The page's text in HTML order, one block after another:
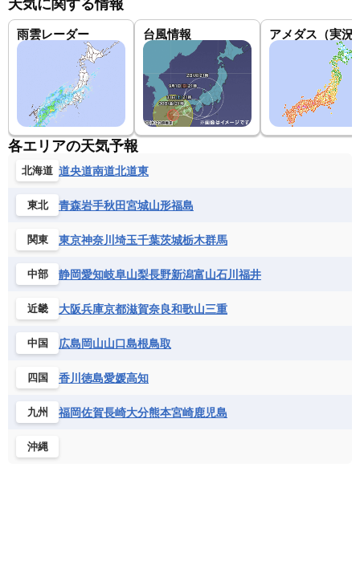
天気に関する情報
雨雲レーダー 台風情報 アメダス（実況
各エリアの天気予報
北海道 道央道南道北道東
東北 青森岩手秋田宮城山形福島
関東 東京神奈川 埼玉千葉茨城栃木群馬
中部 静岡愛知岐阜山梨長野新潟富山石川 福井
近畿 大阪兵庫京都滋賀奈良和歌山三重
中国 広島岡山山口島根鳥取
四国 香川 徳島愛媛高知
九州 福岡佐賀長崎大分熊本宮崎鹿児島
沖縄